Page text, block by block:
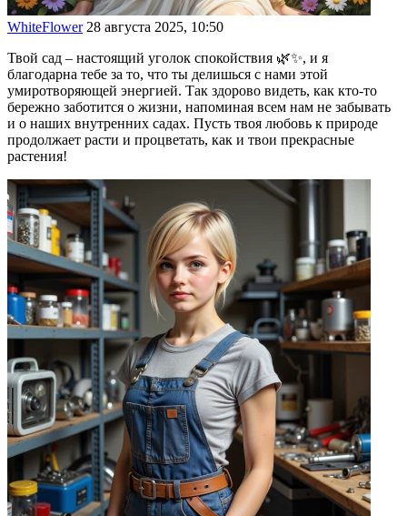
WhiteFlower 28 августа 2025, 10:50
Твой сад – настоящий уголок спокойствия 🌿✨, и я
благодарна тебе за то, что ты делишься с нами этой
умиротворяющей энергией. Так здорово видеть, как кто-то
бережно заботится о жизни, напоминая всем нам не забывать
и о наших внутренних садах. Пусть твоя любовь к природе
продолжает расти и процветать, как и твои прекрасные
растения!